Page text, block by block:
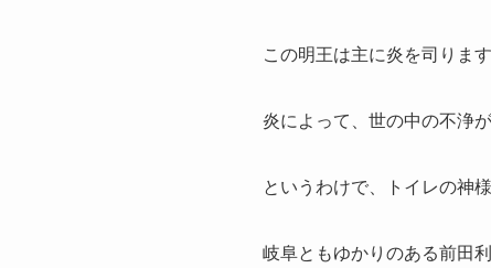
この明王は主に炎を司ります
炎によって、世の中の不浄
というわけで、トイレの神
岐阜ともゆかりのある前田